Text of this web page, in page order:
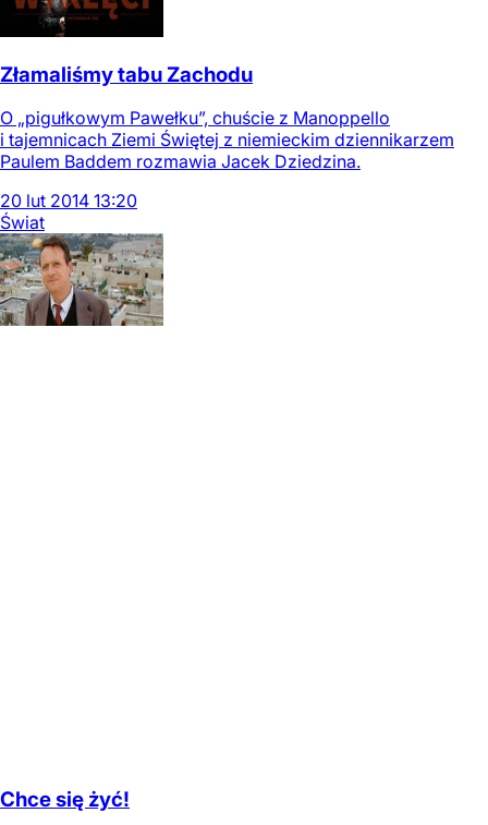
Złamaliśmy tabu Zachodu
O „pigułkowym Pawełku”, chuście z Manoppello
i tajemnicach Ziemi Świętej z niemieckim dziennikarzem
Paulem Baddem rozmawia Jacek Dziedzina.
20 lut 2014 13:20
Świat
Chce się żyć!